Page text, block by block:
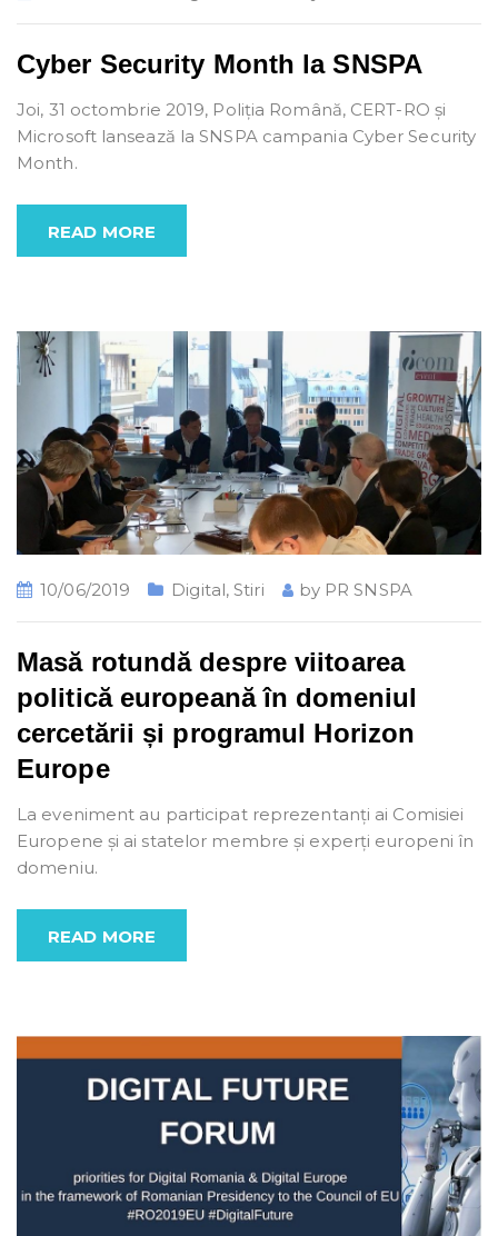
Cyber Security Month la SNSPA
Joi, 31 octombrie 2019, Poliția Română, CERT-RO și
Microsoft lansează la SNSPA campania Cyber Security
Month.
READ MORE
10/06/2019 Digital,Stiri by PR SNSPA
Masă rotundă despre viitoarea
politică europeană în domeniul
cercetării și programul Horizon
Europe
La eveniment au participat reprezentanți ai Comisiei
Europene și ai statelor membre și experți europeni în
domeniu.
READ MORE